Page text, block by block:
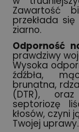
Zawartość
przekłada
ziarno.
Odporność
prawdziwy
Wysoka
źdźbła,
brunatna,
(DTR),
septoriozę
kłosów, czyni
Twojej uprawy.